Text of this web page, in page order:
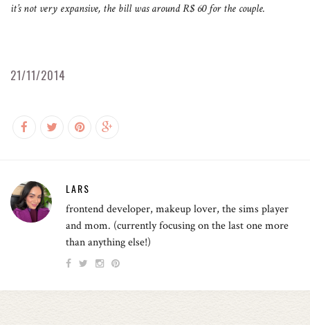
it’s not very expansive, the bill was around R$ 60 for the couple.
21/11/2014
LARS
frontend developer, makeup lover, the sims player
and mom. (currently focusing on the last one more
than anything else!)